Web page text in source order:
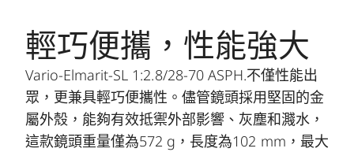
輕巧便攜，性能強大
Vario-Elmarit-SL 1:2.8/28-70 ASPH.不僅性能出
眾，更兼具輕巧便攜性。儘管鏡頭採用堅固的金
屬外殼，能夠有效抵禦外部影響、灰塵和濺水，
這款鏡頭重量僅為572 g，長度為102 mm，最大